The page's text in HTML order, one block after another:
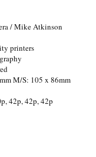
/ Mike Atkinson
printers
M/S: 105 x 86mm
42p, 42p, 42p